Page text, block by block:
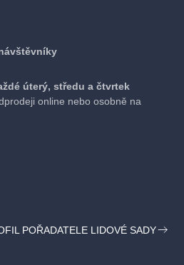
úterý, středu a čtvrtek
online nebo osobně na
na místě a bar pro vás otevírají
promítání. Vyrazte včas na drink!
parťáci jsou u nás vítáni (s vodítkem
POŘADATELE LIDOVÉ SADY